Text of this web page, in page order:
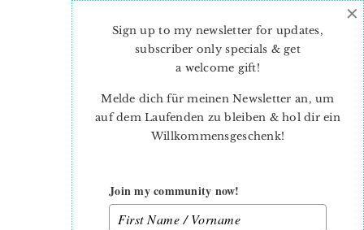
Sign up to my newsletter for updates,
subscriber only specials & get
a welcome gift!
Melde dich für meinen Newsletter an, um
auf dem Laufenden zu bleiben & hol dir ein
Willkommensgeschenk!
Join my community now!
×